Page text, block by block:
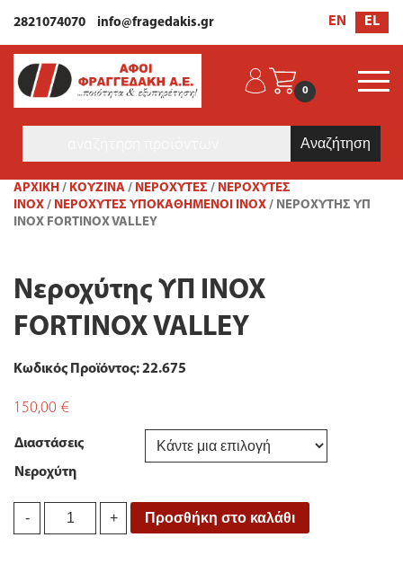
2821074070 info@fragedakis.gr EN EL
0
ΑΡΧΙΚΉ / ΚΟΥΖΙΝΑ / ΝΕΡΟΧΎΤΕΣ / ΝΕΡΟΧΎΤΕΣ
ΙΝΟΧ / ΝΕΡΟΧΎΤΕΣ ΥΠΟΚΑΘΉΜΕΝΟΙ INOX / ΝΕΡΟΧΎΤΗΣ ΥΠ
INOX FORTINOX VALLEY
Νεροχύτης ΥΠ INOX
FORTINOX VALLEY
Κωδικός Προϊόντος: 22.675
150,00 €
Διαστάσεις
Νεροχύτη
-
Νεροχύτης + Προσθήκη στο καλάθι